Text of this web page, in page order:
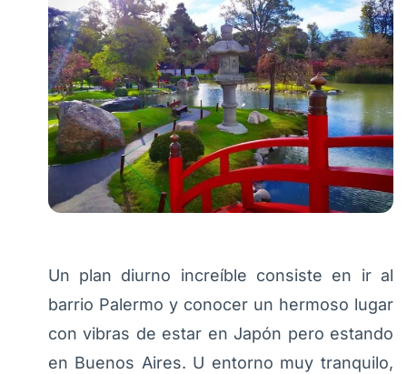
Un plan diurno increíble consiste en ir al
barrio Palermo y conocer un hermoso lugar
con vibras de estar en Japón pero estando
en Buenos Aires. U entorno muy tranquilo,